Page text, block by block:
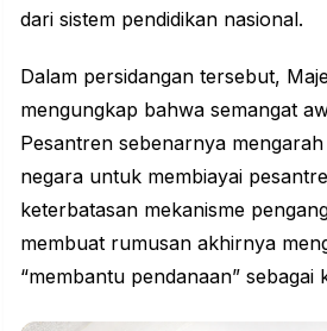
dari sistem pendidikan nasional.
Dalam persidangan tersebut,
mengungkap bahwa semangat
Pesantren sebenarnya
negara untuk membiayai
keterbatasan mekanisme
membuat rumusan akhirnya
“membantu pendanaan” sebagai